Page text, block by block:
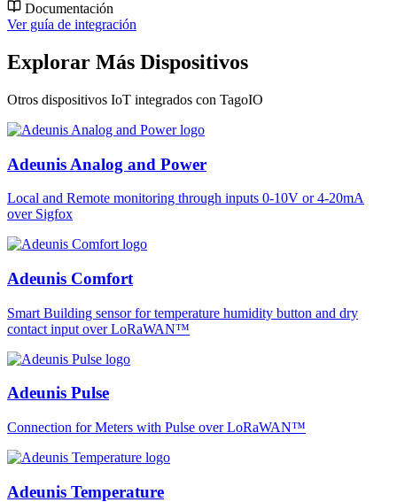
Documentación
Ver guía de integración
Explorar Más Dispositivos
Otros dispositivos IoT integrados con TagoIO
Adeunis Analog and Power
Local and Remote monitoring through inputs 0-10V or 4-20mA
over Sigfox
Adeunis Comfort
Smart Building sensor for temperature humidity button and dry
contact input over LoRaWAN™
Adeunis Pulse
Connection for Meters with Pulse over LoRaWAN™
Adeunis Temperature